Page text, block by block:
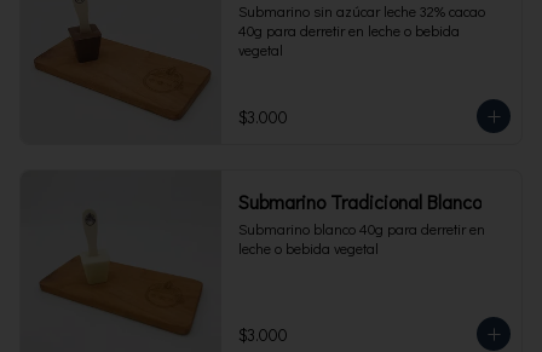
Submarino sin azúcar leche 32% cacao
40g para derretir en leche o bebida
vegetal
$3.000
Submarino Tradicional Blanco
Submarino blanco 40g para derretir en
leche o bebida vegetal
$3.000